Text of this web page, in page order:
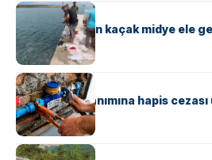
ASAYIŞ
Yalova’da 3 ton kaçak midye ele
ASAYIŞ
Kaçak su kullanımına hapis cezası
ASAYIŞ